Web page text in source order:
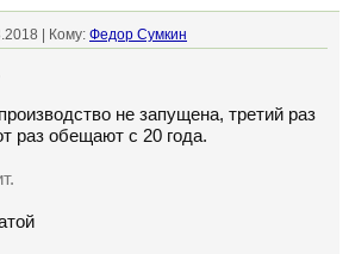
| Кому: Федор Сумкин
не запущена, третий раз
раз обещают с 20 года.